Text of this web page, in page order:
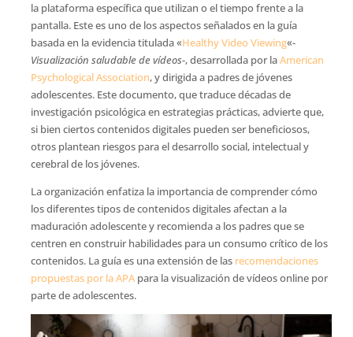
la plataforma específica que utilizan o el tiempo frente a la
pantalla. Este es uno de los aspectos señalados en la guía
basada en la evidencia titulada «Healthy Video Viewing«-
Visualización saludable de vídeos-, desarrollada por laAmerican
Psychological Association, y dirigida a padres de jóvenes
adolescentes. Este documento, que traduce décadas de
investigación psicológica en estrategias prácticas, advierte que,
si bien ciertos contenidos digitales pueden ser beneficiosos,
otros plantean riesgos para el desarrollo social, intelectual y
cerebral de los jóvenes.
La organización enfatiza la importancia de comprender cómo
los diferentes tipos de contenidos digitales afectan a la
maduración adolescente y recomienda a los padres que se
centren en construir habilidades para un consumo crítico de los
contenidos. La guía es una extensión de las recomendaciones
propuestas por la APApara la visualización de vídeos online por
parte de adolescentes.